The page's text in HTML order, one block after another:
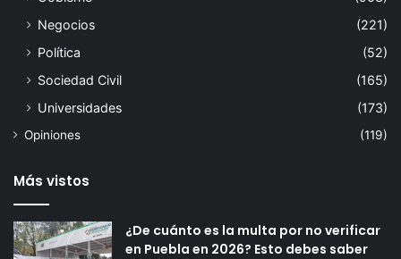
Negocios
(221)
Política
(52)
Sociedad Civil
(165)
Universidades
(173)
Opiniones (119)
Más vistos
¿De cuánto es la multa por no verificar
en Puebla en 2026? Esto debes saber